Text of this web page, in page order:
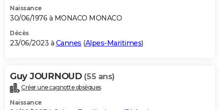
Naissance
30/06/1976 à MONACO MONACO
Décès
23/06/2023 à Cannes (Alpes-Maritimes)
Guy JOURNOUD (55 ans)
Créer une cagnotte obsèques
Naissance